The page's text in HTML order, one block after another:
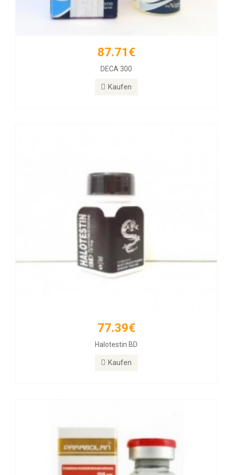
87.71€
DECA 300
Kaufen
77.39€
Halotestin BD
Kaufen
77.39€
Halotestin BD
171.12€
PARABOLAN Trenbolone